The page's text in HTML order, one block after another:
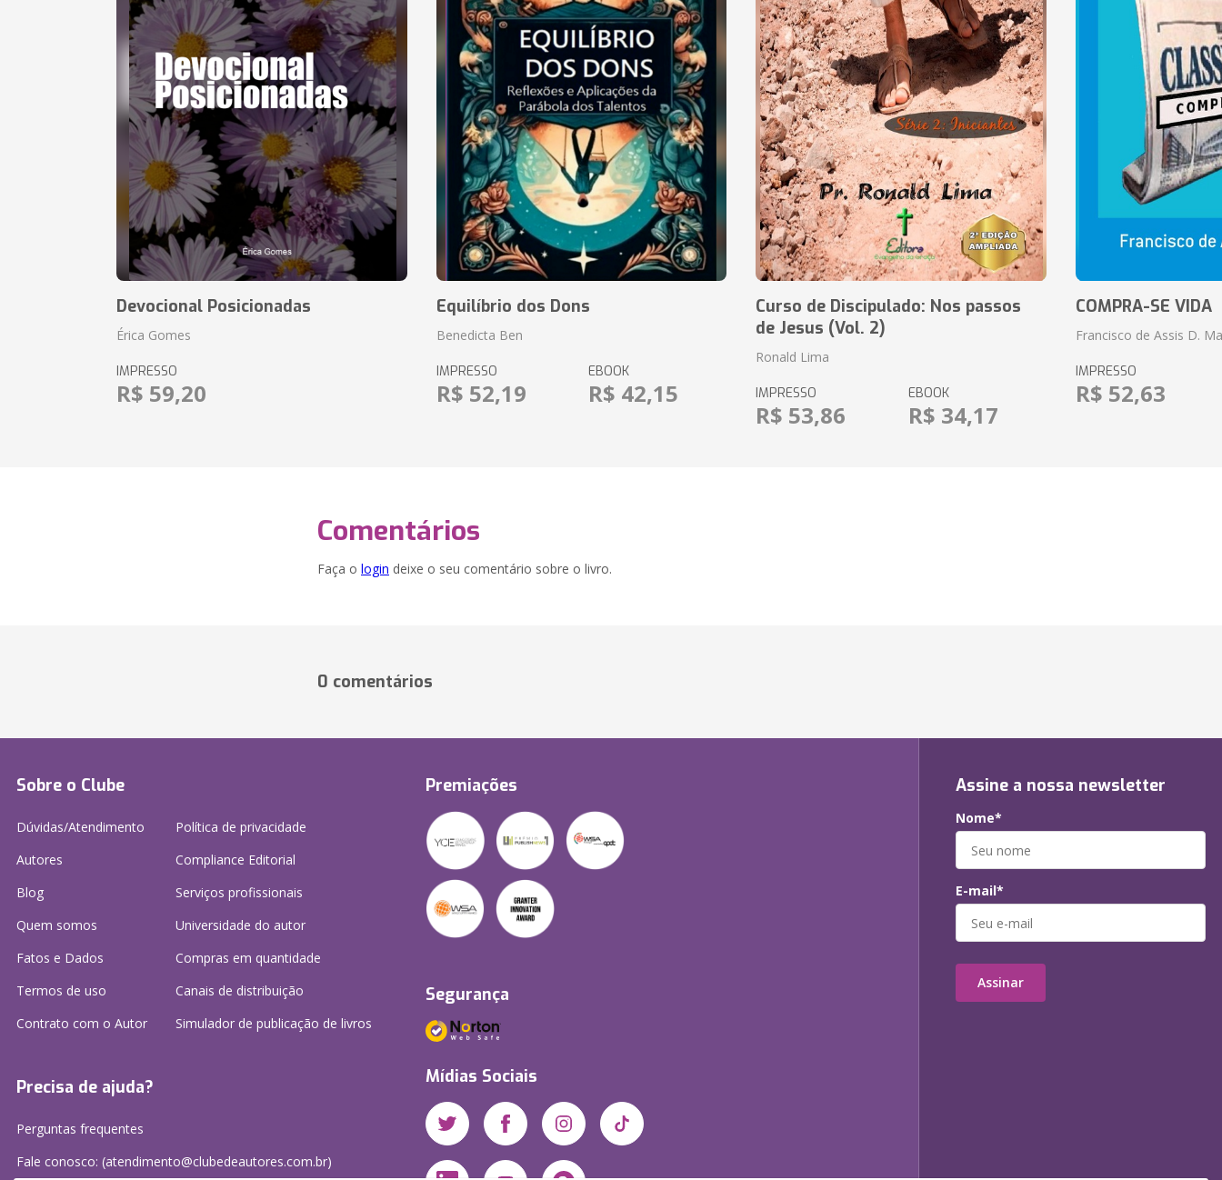
Devocional Posicionadas
Érica Gomes
IMPRESSO
R$ 59,20
Equilíbrio dos Dons
Benedicta Ben
IMPRESSO
R$ 52,19
EBOOK
R$ 42,15
Curso de Discipulado: Nos passos
de Jesus (Vol. 2)
Ronald Lima
IMPRESSO
R$ 53,86
EBOOK
R$ 34,17
COMPRA-SE VIDA
Francisco de Assis D.
IMPRESSO
R$ 52,63
Comentários
Faça o login deixe o seu comentário sobre o livro.
0 comentários
Sobre o Clube
Dúvidas/Atendimento
Autores
Blog
Quem somos
Fatos e Dados
Termos de uso
Contrato com o Autor
Política de privacidade
Compliance Editorial
Serviços profissionais
Universidade do autor
Compras em quantidade
Canais de distribuição
Simulador de publicação de livros
Precisa de ajuda?
Perguntas frequentes
Fale conosco: (atendimento@clubedeautores.com.br)
Premiações
Segurança
Mídias Sociais
Assine a nossa newsletter
Nome*
E-mail*
Assinar